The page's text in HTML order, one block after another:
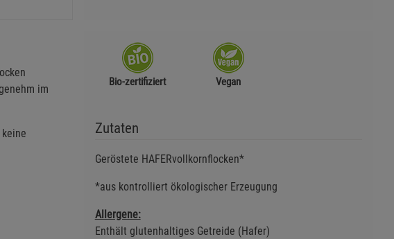
im
Bio-zertifiziert Vegan
Zutaten
Geröstete HAFERvollkornflocken*
*aus kontrolliert ökologischer Erzeugung
Allergene:
Enthält glutenhaltiges Getreide (Hafer)